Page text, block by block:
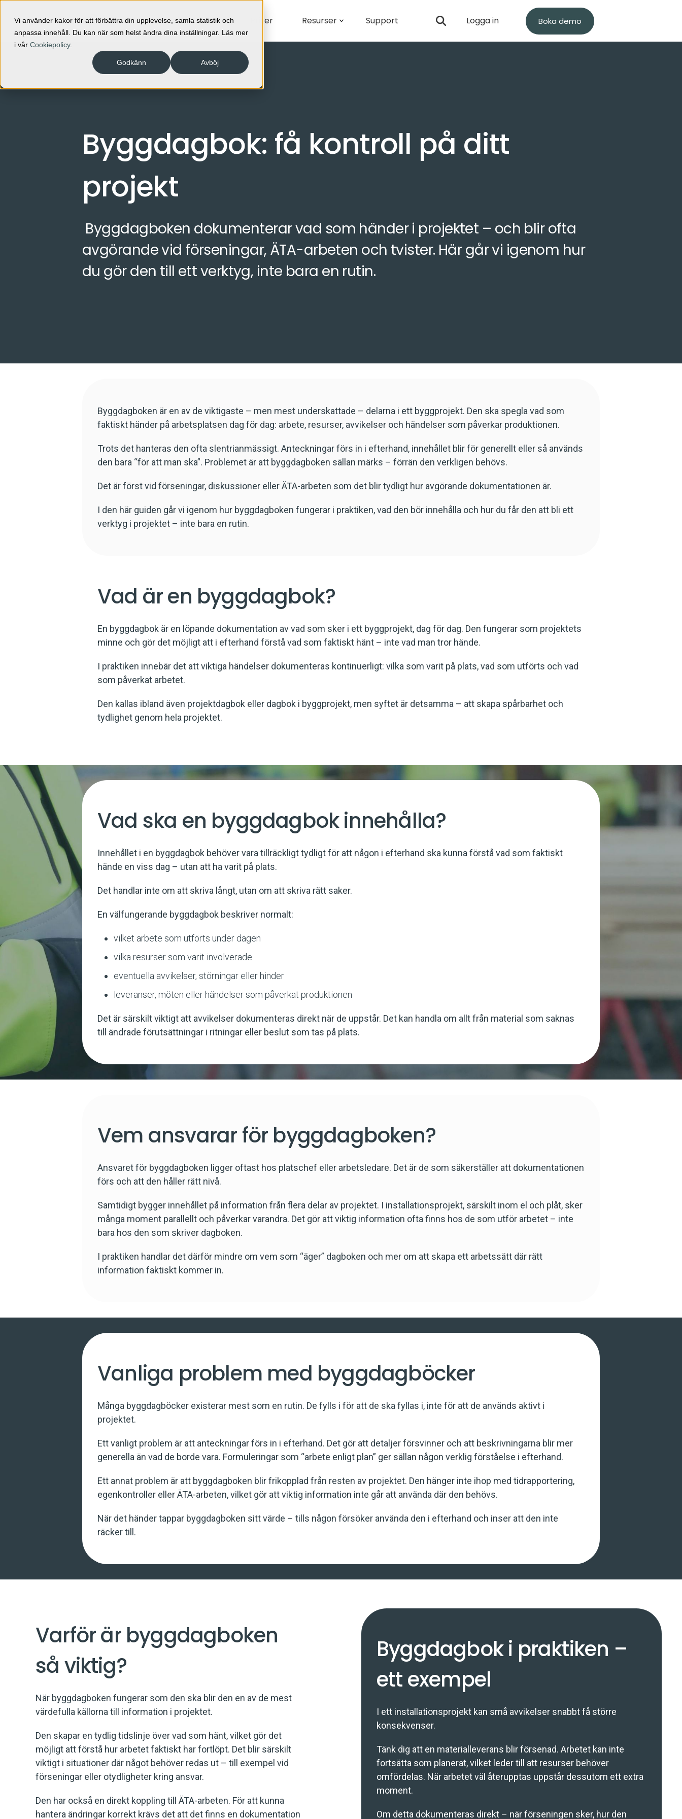
Vi använder kakor för att förbättra din upplevelse, samla statistik och
anpassa innehåll. Du kan när som helst ändra dina inställningar. Läs mer
i vår Cookiepolicy.
Godkänn Avböj
Produkt Priser Resurser Support Logga in Boka demo
Byggdagbok: få kontroll på ditt
projekt
Byggdagboken dokumenterar vad som händer i projektet – och blir ofta
avgörande vid förseningar, ÄTA-arbeten och tvister. Här går vi igenom hur
du gör den till ett verktyg, inte bara en rutin.
Byggdagboken är en av de viktigaste – men mest underskattade – delarna i ett byggprojekt. Den ska spegla vad som
faktiskt händer på arbetsplatsen dag för dag: arbete, resurser, avvikelser och händelser som påverkar produktionen.
Trots det hanteras den ofta slentrianmässigt. Anteckningar förs in i efterhand, innehållet blir för generellt eller så används
den bara “för att man ska”. Problemet är att byggdagboken sällan märks – förrän den verkligen behövs.
Det är först vid förseningar, diskussioner eller ÄTA-arbeten som det blir tydligt hur avgörande dokumentationen är.
I den här guiden går vi igenom hur byggdagboken fungerar i praktiken, vad den bör innehålla och hur du får den att bli ett
verktyg i projektet – inte bara en rutin.
Vad är en byggdagbok?
En byggdagbok är en löpande dokumentation av vad som sker i ett byggprojekt, dag för dag. Den fungerar som projektets
minne och gör det möjligt att i efterhand förstå vad som faktiskt hänt – inte vad man tror hände.
I praktiken innebär det att viktiga händelser dokumenteras kontinuerligt: vilka som varit på plats, vad som utförts och vad
som påverkat arbetet.
Den kallas ibland även projektdagbok eller dagbok i byggprojekt, men syftet är detsamma – att skapa spårbarhet och
tydlighet genom hela projektet.
Vad ska en byggdagbok innehålla?
Innehållet i en byggdagbok behöver vara tillräckligt tydligt för att någon i efterhand ska kunna förstå vad som faktiskt
hände en viss dag – utan att ha varit på plats.
Det handlar inte om att skriva långt, utan om att skriva rätt saker.
En välfungerande byggdagbok beskriver normalt:
vilket arbete som utförts under dagen
vilka resurser som varit involverade
eventuella avvikelser, störningar eller hinder
leveranser, möten eller händelser som påverkat produktionen
Det är särskilt viktigt att avvikelser dokumenteras direkt när de uppstår. Det kan handla om allt från material som saknas
till ändrade förutsättningar i ritningar eller beslut som tas på plats.
Vem ansvarar för byggdagboken?
Ansvaret för byggdagboken ligger oftast hos platschef eller arbetsledare. Det är de som säkerställer att dokumentationen
förs och att den håller rätt nivå.
Samtidigt bygger innehållet på information från flera delar av projektet. I installationsprojekt, särskilt inom el och plåt, sker
många moment parallellt och påverkar varandra. Det gör att viktig information ofta finns hos de som utför arbetet – inte
bara hos den som skriver dagboken.
I praktiken handlar det därför mindre om vem som “äger” dagboken och mer om att skapa ett arbetssätt där rätt
information faktiskt kommer in.
Vanliga problem med byggdagböcker
Många byggdagböcker existerar mest som en rutin. De fylls i för att de ska fyllas i, inte för att de används aktivt i
projektet.
Ett vanligt problem är att anteckningar förs in i efterhand. Det gör att detaljer försvinner och att beskrivningarna blir mer
generella än vad de borde vara. Formuleringar som “arbete enligt plan” ger sällan någon verklig förståelse i efterhand.
Ett annat problem är att byggdagboken blir frikopplad från resten av projektet. Den hänger inte ihop med tidrapportering,
egenkontroller eller ÄTA-arbeten, vilket gör att viktig information inte går att använda där den behövs.
När det händer tappar byggdagboken sitt värde – tills någon försöker använda den i efterhand och inser att den inte
räcker till.
Varför är byggdagboken
så viktig?
När byggdagboken fungerar som den ska blir den en av de mest
värdefulla källorna till information i projektet.
Den skapar en tydlig tidslinje över vad som hänt, vilket gör det
möjligt att förstå hur arbetet faktiskt har fortlöpt. Det blir särskilt
viktigt i situationer där något behöver redas ut – till exempel vid
förseningar eller otydligheter kring ansvar.
Den har också en direkt koppling till ÄTA-arbeten. För att kunna
hantera ändringar korrekt krävs det att det finns en dokumentation
Byggdagbok i praktiken –
ett exempel
I ett installationsprojekt kan små avvikelser snabbt få större
konsekvenser.
Tänk dig att en materialleverans blir försenad. Arbetet kan inte
fortsätta som planerat, vilket leder till att resurser behöver
omfördelas. När arbetet väl återupptas uppstår dessutom ett extra
moment.
Om detta dokumenteras direkt – när förseningen sker, hur den